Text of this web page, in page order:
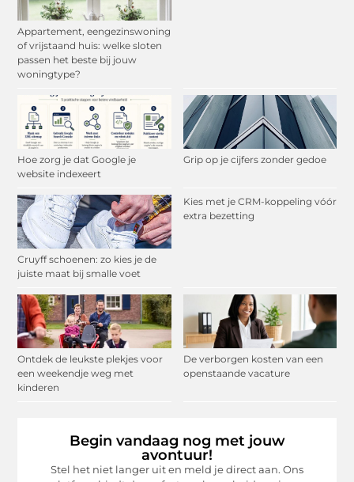
Appartement, eengezinswoning
of vrijstaand huis: welke sloten
passen het beste bij jouw
woningtype?
Hoe zorg je dat Google je
website indexeert
Grip op je cijfers zonder gedoe
Cruyff schoenen: zo kies je de
juiste maat bij smalle voet
Kies met je CRM-koppeling vóór
extra bezetting
Ontdek de leukste plekjes voor
een weekendje weg met
kinderen
De verborgen kosten van een
openstaande vacature
Begin vandaag nog met jouw
avontuur!
Stel het niet langer uit en meld je direct aan. Ons